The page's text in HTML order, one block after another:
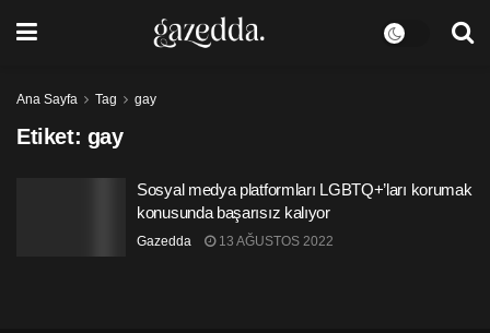
Ana Sayfa Tag gay
Etiket: gay
Sosyal medya platformları LGBTQ+’ları korumak
konusunda başarısız kalıyor
Gazedda 13 AĞUSTOS 2022